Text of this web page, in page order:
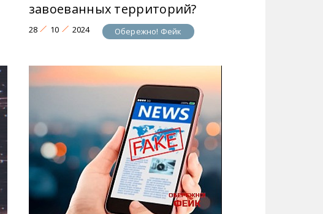
завоеванных территорий?
28 10 2024 Обережно! Фейк